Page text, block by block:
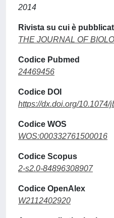
2014
Rivista su cui è
THE JOURNAL OF
Codice Pubmed
24469456
Codice DOI
https://dx.doi.org/10.1074/
Codice WOS
WOS:000332761500016
Codice Scopus
2-s2.0-84896308907
Codice OpenAlex
W2112402920